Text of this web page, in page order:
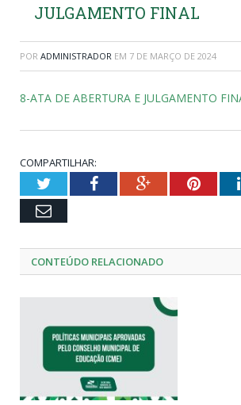
JULGAMENTO FINAL
POR ADMINISTRADOR EM 7 DE MARÇO DE 2024
8-ATA DE ABERTURA E JULGAMENTO
COMPARTILHAR:
TwitterFacebookGoogle+
Email
CONTEÚDO RELACIONADO